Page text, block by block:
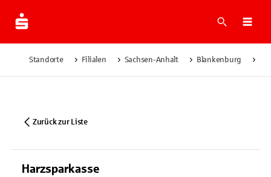
Suche
Standorte Filialen Sachsen-Anhalt Blankenburg
Zurück zur Liste
Harzsparkasse